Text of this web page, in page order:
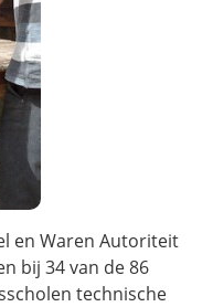
en Waren Autoriteit
bij 34 van de 86
technische